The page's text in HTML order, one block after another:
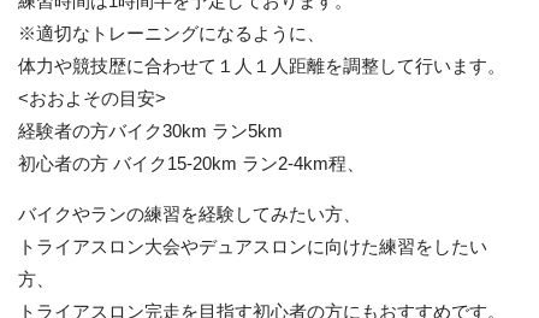
※適切なトレーニングになるように、
体力や競技歴に合わせて１人１人距離を調整して行います。
<おおよその目安>
経験者の方バイク30km ラン5km
初心者の方 バイク15-20km ラン2-4km程、
バイクやランの練習を経験してみたい方、
トライアスロン大会やデュアスロンに向けた練習をしたい
方、
トライアスロン完走を目指す初心者の方にもおすすめです。